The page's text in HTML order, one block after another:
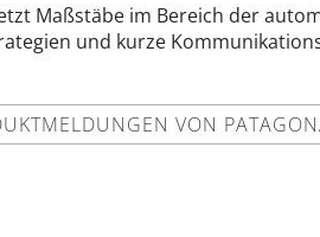
Maßstäbe im Bereich der
und kurze
VON